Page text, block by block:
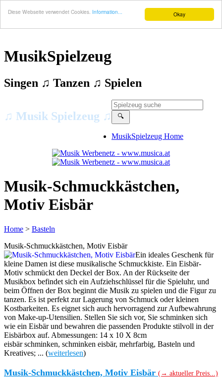
Okay
Diese Webseite verwendet Cookies. Information...
MusikSpielzeug
Singen ♫ Tanzen ♫ Spielen
♫ Musik Spielzeug ♫
MusikSpielzeug Home
Musik-Schmuckkästchen,
Motiv Eisbär
Home > Basteln
Musik-Schmuckkästchen, Motiv Eisbär
Ein ideales Geschenk für
kleine Damen ist diese musikalische Schmuckkiste. Ein Eisbär-
Motiv schmückt den Deckel der Box. An der Rückseite der
Musikbox befindet sich ein Aufziehschlüssel für die Spieluhr, und
beim Öffnen der Box beginnt die Musik zu spielen und die Figur zu
tanzen. Es ist perfekt zur Lagerung von Schmuck oder kleinen
Kostbarkeiten. Es eignet sich auch hervorragend zur Aufbewahrung
von Make-up-Utensilien. Stellen Sie sich vor, Sie schminken sich
wie ein Eisbär und bewahren die passenden Produkte stilvoll in der
Eisbärbox auf. Abmessungen: 14 x 10 X 8cm
eisbär schminken, schminken eisbär, mehrfarbig, Basteln und
Kreatives; ... (weiterlesen)
Musik-Schmuckkästchen, Motiv Eisbär (→ aktueller Preis...)